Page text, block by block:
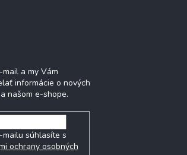
a my Vám
informácie o nových
našom e-shope.
mailu súhlasíte s
ochrany osobných